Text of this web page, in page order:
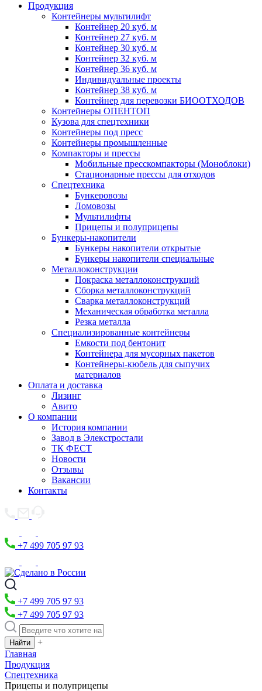
Продукция
Контейнеры мультилифт
Контейнер 20 куб. м
Контейнер 27 куб. м
Контейнер 30 куб. м
Контейнер 32 куб. м
Контейнер 36 куб. м
Индивидуальные проекты
Контейнер 38 куб. м
Контейнер для перевозки БИООТХОДОВ
Контейнеры ОПЕНТОП
Кузова для спецтехники
Контейнеры под пресс
Контейнеры промышленные
Компакторы и прессы
Мобильные пресскомпакторы (Моноблоки)
Стационарные прессы для отходов
Спецтехника
Бункеровозы
Ломовозы
Мультилифты
Прицепы и полуприцепы
Бункеры-накопители
Бункеры накопители открытые
Бункеры накопители специальные
Металлоконструкции
Покраска металлоконструкций
Сборка металлоконструкций
Сварка металлоконструкций
Механическая обработка металла
Резка металла
Специализированные контейнеры
Емкости под бентонит
Контейнера для мусорных пакетов
Контейнеры-кюбель для сыпучих
материалов
Оплата и доставка
Лизинг
Авито
О компании
История компании
Завод в Элекстростали
ТК ФЕСТ
Новости
Отзывы
Вакансии
Контакты
+7 499 705 97 93
+7 499 705 97 93
+7 499 705 97 93
+
Главная
Продукция
Спецтехника
Прицепы и полуприцепы